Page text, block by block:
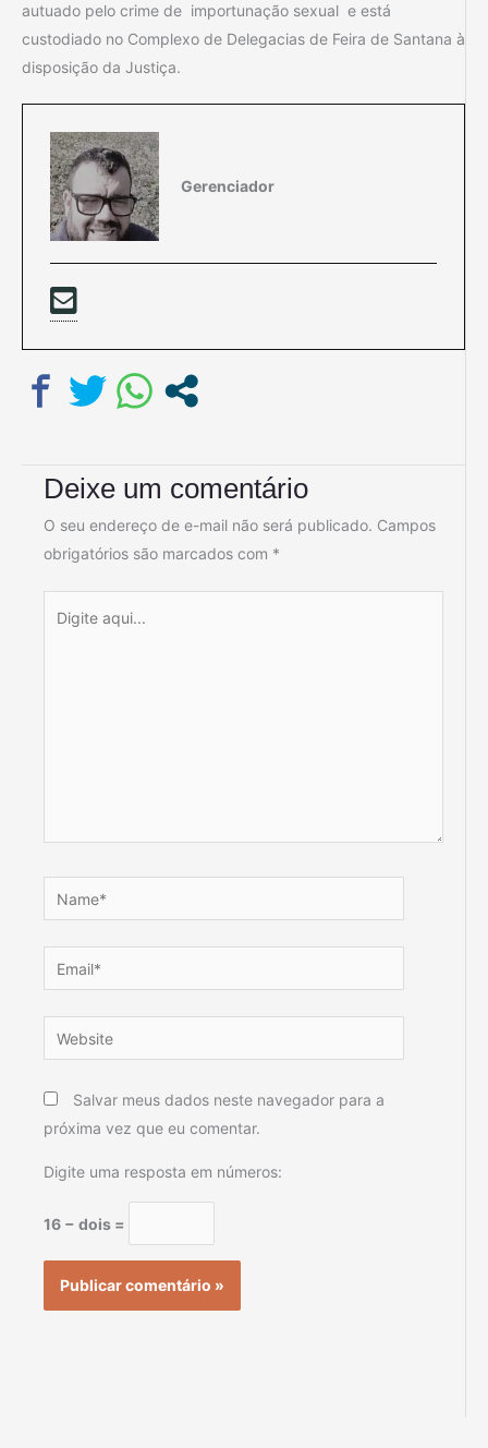
autuado pelo crime de importunação sexual e está
custodiado no Complexo de Delegacias de Feira de Santana à
disposição da Justiça.
Gerenciador
Deixe um comentário
O seu endereço de e-mail não será publicado. Campos
obrigatórios são marcados com *
aqui...
Email*
Website
Salvar meus dados neste navegador para a
próxima vez que eu comentar.
Digite uma resposta em números:
16 − dois =